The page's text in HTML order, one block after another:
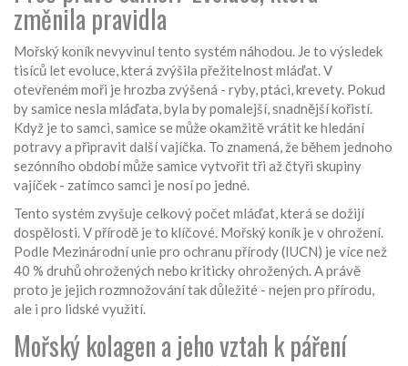
změnila pravidla
Mořský koník nevyvinul tento systém náhodou. Je to výsledek
tisíců let evoluce, která zvýšila přežitelnost mláďat. V
otevřeném moři je hrozba zvýšená - ryby, ptáci, krevety. Pokud
by samice nesla mláďata, byla by pomalejší, snadnější kořistí.
Když je to samci, samice se může okamžitě vrátit ke hledání
potravy a připravit další vajíčka. To znamená, že během jednoho
sezónního období může samice vytvořit tři až čtyři skupiny
vajíček - zatímco samci je nosí po jedné.
Tento systém zvyšuje celkový počet mláďat, která se dožijí
dospělosti. V přírodě je to klíčové. Mořský koník je v ohrožení.
Podle Mezinárodní unie pro ochranu přírody (IUCN) je více než
40 % druhů ohrožených nebo kriticky ohrožených. A právě
proto je jejich rozmnožování tak důležité - nejen pro přírodu,
ale i pro lidské využití.
Mořský kolagen a jeho vztah k páření